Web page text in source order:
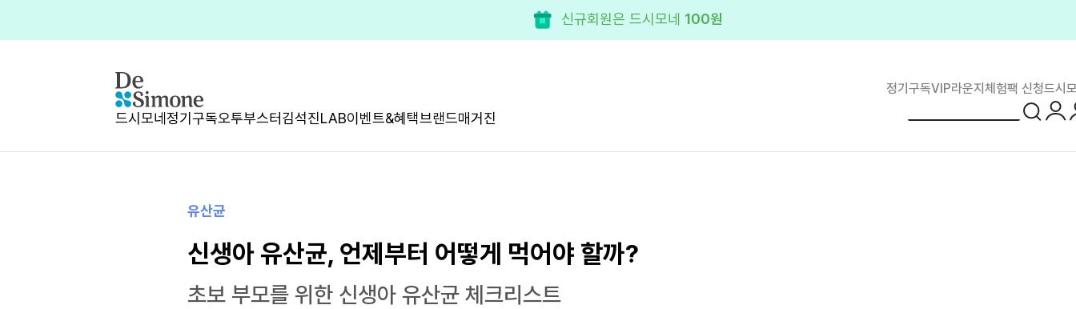
모든 제품 50% 혜택!구독 플러스
드시모네 정기구독오투부스터김석진LAB이벤트&혜택브랜드매거진
정기구독VIP라운지 체험팩 신청드시
로그
유산균
신생아 유산균, 언제부터 어떻게 먹어야 할까?
초보 부모를 위한 신생아 유산균 체크리스트